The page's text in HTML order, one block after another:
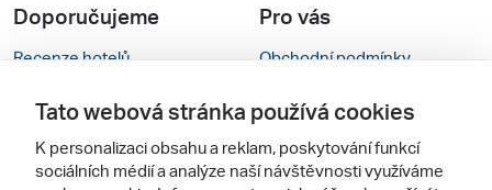
Doporučujeme
Recenze hotelů
Rady na cestu
Cestovní kanceláře
Zájazdy.sk
Pro vás
Obchodní podmínky
Kontakty
Nastavení cookies
Mobilní verze webu
Tato webová stránka používá cookies
K personalizaci obsahu a reklam, poskytování funkcí
sociálních médií a analýze naší návštěvnosti využíváme